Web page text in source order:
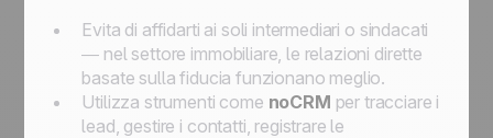
Evita di affidarti ai soli intermediari o sindacati
— nel settore immobiliare, le relazioni dirette
basate sulla fiducia funzionano meglio.
Utilizza strumenti come noCRM per tracciare i
lead, gestire i contatti, registrare le